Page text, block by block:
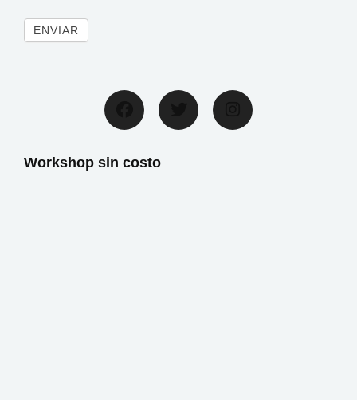
ENVIAR
FacebookTwitter Instagram
Workshop sin costo